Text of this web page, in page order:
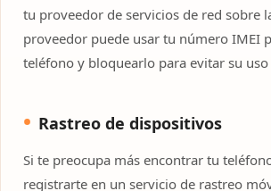
tu proveedor de servicios de red sobre
proveedor puede usar tu número IMEI
teléfono y bloquearlo para evitar su
Rastreo de dispositivos
Si te preocupa más encontrar tu
registrarte en un servicio de rastreo